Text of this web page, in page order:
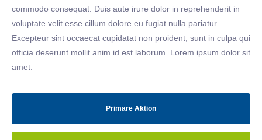
commodo consequat. Duis aute irure dolor in reprehenderit in
voluptate velit esse cillum dolore eu fugiat nulla pariatur.
Excepteur sint occaecat cupidatat non proident, sunt in culpa qui
officia deserunt mollit anim id est laborum. Lorem ipsum dolor sit
amet.
Primäre Aktion